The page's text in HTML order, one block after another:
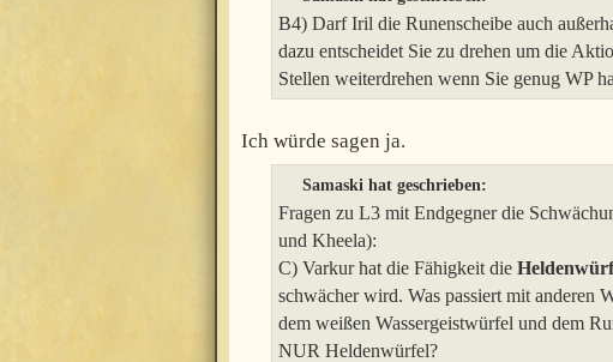
B4) Darf Iril die Runenscheibe auch
dazu entscheidet Sie zu drehen um die
Stellen weiterdrehen wenn Sie genug WP
Ich würde sagen ja.
Samaski hat geschrieben:
Fragen zu L3 mit Endgegner die
und Kheela):
C) Varkur hat die Fähigkeit die
schwächer wird. Was passiert mit anderen
dem weißen Wassergeistwürfel und dem
NUR Heldenwürfel?